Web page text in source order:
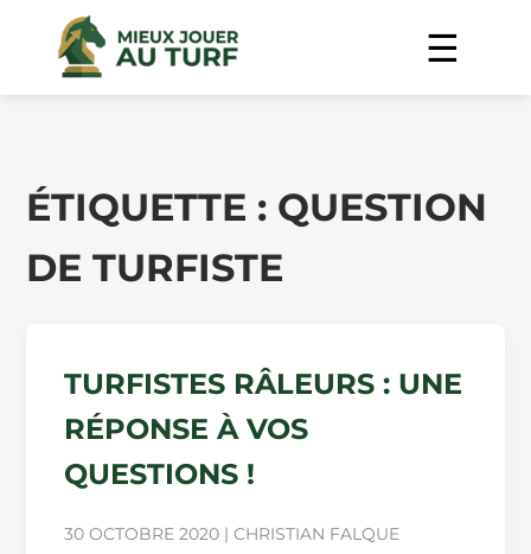
ÉTIQUETTE : QUESTION
DE TURFISTE
TURFISTES RÂLEURS : UNE
RÉPONSE À VOS
QUESTIONS !
30 OCTOBRE 2020 | CHRISTIAN FALQUE